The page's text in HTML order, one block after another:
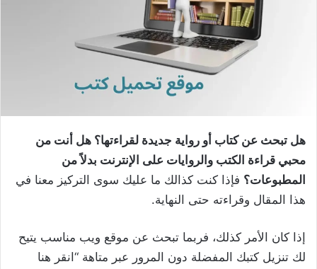
هل تبحث عن كتاب أو رواية جديدة لقراءتها؟ هل أنت من
محبي قراءة الكتب والروايات على الإنترنت بدلاً من
المطبوعات؟ فإذا كنت كذالك ما عليك سوى التركيز معنا في
هذا المقال وقراءته حتى النهاية.
إذا كان الأمر كذلك، فربما تبحث عن موقع ويب مناسب يتيح
لك تنزيل كتبك المفضلة دون المرور عبر متاهة “انقر هنا